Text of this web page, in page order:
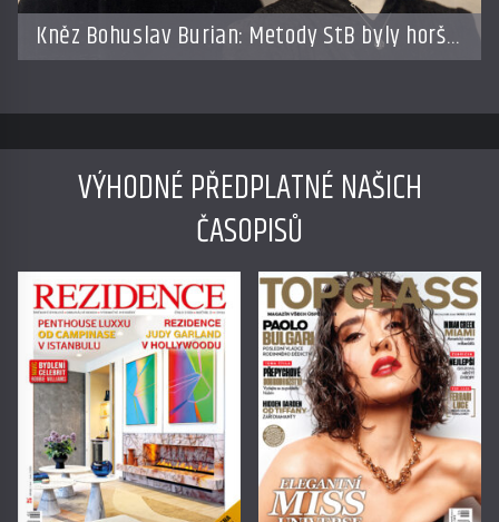
Kněz Bohuslav Burian: Metody StB byly horší
než gestapácké trýznění
VÝHODNÉ PŘEDPLATNÉ NAŠICH
ČASOPISŮ